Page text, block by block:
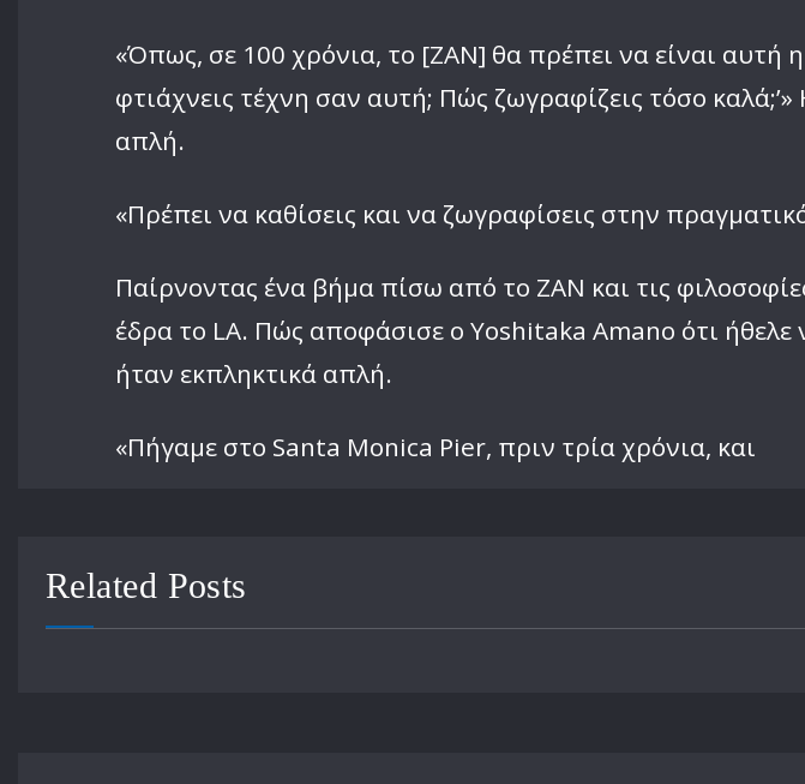
«Όπως, σε 100 χρόνια, το [ZAN] θα πρέπει να είναι αυτή
φτιάχνεις τέχνη σαν αυτή; Πώς ζωγραφίζεις τόσο
απλή.
«Πρέπει να καθίσεις και να ζωγραφίσεις στην
Παίρνοντας ένα βήμα πίσω από το ZAN και τις
έδρα το LA. Πώς αποφάσισε ο Yoshitaka Amano ότι
ήταν εκπληκτικά απλή.
«Πήγαμε στο Santa Monica Pier, πριν τρία χρόνια, και
Related Posts